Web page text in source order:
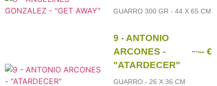
GUARRO 300 GR - 44 X 65 CM
9 - ANTONIO
ARCONES -
"ATARDECER"
-- €
GUARRO - 26 X 36 CM